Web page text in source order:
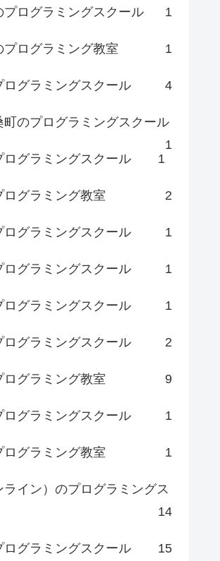
プログラミングスクール 1
プログラミング教室 1
ログラミングスクール 4
町のプログラミングスクール
1
ログラミングスクール
1
ログラミング教室 2
ログラミングスクール 1
ログラミングスクール 1
ログラミングスクール 1
ログラミングスクール 2
ログラミング教室 9
ログラミングスクール 1
ログラミング教室 1
ライン）のプログラミングス
14
ログラミングスクール 15